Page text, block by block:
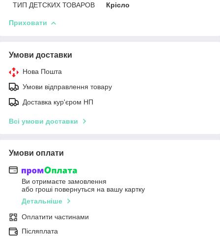
ТИП ДЕТСКИХ ТОВАРОВ
Крісло
Приховати
Умови доставки
Нова Пошта
Умови відправлення товару
Доставка кур'єром НП
Всі умови доставки
Умови оплати
Ви отримаєте замовлення
або гроші повернуться на вашу картку
Детальніше
Оплатити частинами
Післяплата